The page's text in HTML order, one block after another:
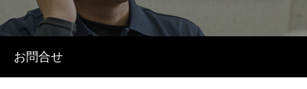
お問合せ